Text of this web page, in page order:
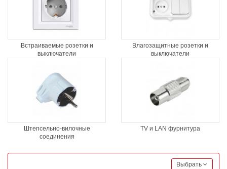
Встраиваемые розетки и
выключатели
Влагозащитные розетки и
выключатели
Штепсельно-вилочные
соединения
TV и LAN фурнитура
Выбрать